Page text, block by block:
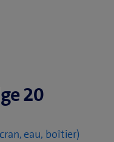
20
eau, boîtier)